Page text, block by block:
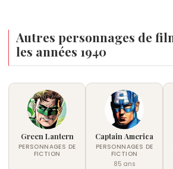
Autres personnages de
les années 1940
Green Lantern
PERSONNAGES DE
FICTION
Captain America
PERSONNAGES DE
FICTION
85 ans